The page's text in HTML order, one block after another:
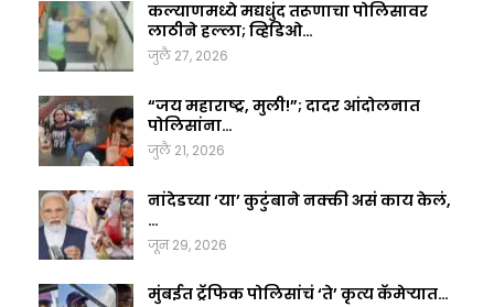
कल्याणमध्ये मद्यधुंद तरूणाचा पोलिसावर
लाठीने हल्ला; व्हिडिओ…
जुलै 27, 2026
“जय महाराष्ट्र, मुली!”; दादर आंदोलनात
पोलिसांना…
जुलै 21, 2026
नांदेडच्या ‘या’ कुटुंबाने नक्की असं काय केलं,
…
जून 29, 2026
मुंबईत ट्रॅफिक पोलिसांचं ‘ते’ कृत्य कॅमेऱ्यात…